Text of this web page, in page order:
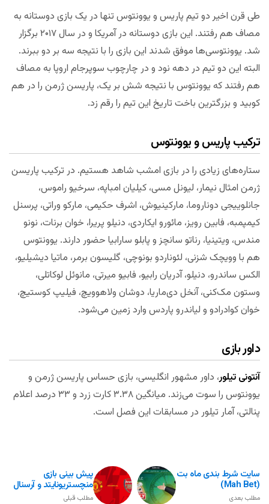
طی قرن اخیر دو تیم پاریس و یوونتوس تنها در یک بازی دوستانه به
مصاف هم رفتند. این بازی دوستانه در آمریکا و در سال ۲۰۱۷ برگزار
شد. یوونتوسی‌ها موفق شدند این بازی را با نتیجه سه بر دو ببرند.
البته این دو تیم در دهه نود و در چارچوب سوپرجام اروپا به مصاف
هم رفتند که یوونتوس با نتیجه شش بر یک، پاریسن ژرمن را در هم
کوبید و بزرگترین باخت تاریخ این تیم را رقم زد.
ترکیب پاریس و یوونتوس
ستاره‌های زیادی را در بازی امشب شاهد هستیم. در ترکیب پاریسن
ژرمن امثال نیمار، لیونل مسی، کیلیان امباپه، سرخیو راموس،
جانلوییجی دوناروما، مارکینیوش، اشرف حکیمی، مارکو وراتی، پرسنل
کیمپمبه، فابین رویز، مائورو ایکاردی، دنیلو پریرا، خوان برنات، نونو
مندس، ویتینیا، رناتو سانچز و پابلو سارابیا حضور دارند. یوونتوس
هم با وویچک شزنی، لئوناردو بونوچی، گلیسون برمر، ماتیا دیشیلیو،
الکس ساندرو، دنیلو، آدریان رابیو، فابیو میرتی، مانوئل لوکاتلی،
وستون مک‌کنی، آنخل دی‌ماریا، دوشان ولاهوویچ، فیلیپ کوستیچ،
خوان کوادرادو و لیاندرو پاردس وارد زمین می‌شود.
داور بازی
آنتونی تیلور، داور مشهور انگلیسی، بازی حساس پاریسن ژرمن و
یوونتوس را سوت می‌زند. میانگین ۳.۳۸ کارت زرد و ۳۳ درصد اعلام
پنالتی، آمار تیلور در مسابقات این فصل است.
پیش بینی بازی
منچستریونایتد و آرسنال
مطلب قبلی
سایت شرط بندی ماه بت
(Mah Bet)
مطلب بعدی